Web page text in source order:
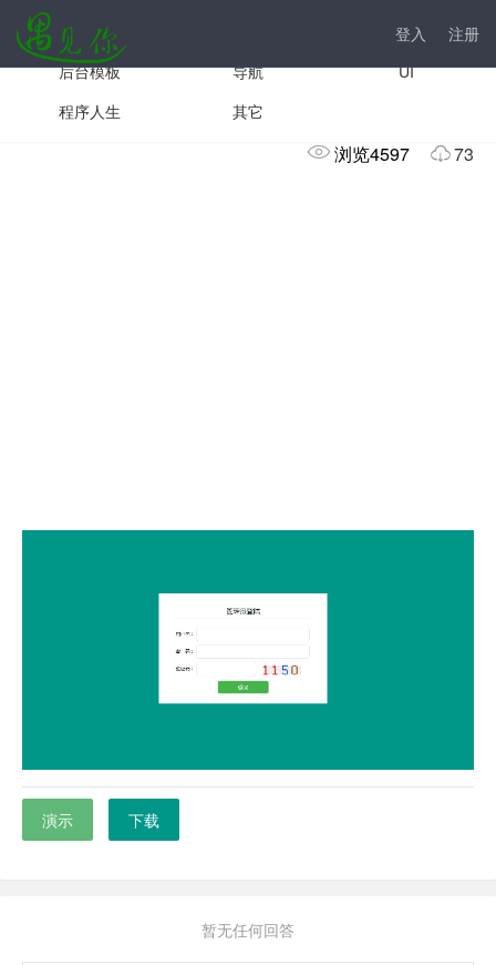
登入 注册
手机模板
前台模板
后台模板
导航
UI
程序人生
其它
简洁商城系统后台管理模板
浏览4597 73
演示 下载
暂无任何回答